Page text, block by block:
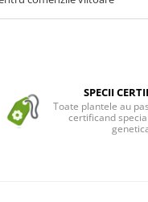
SPECII
Toate plantele au
certificand